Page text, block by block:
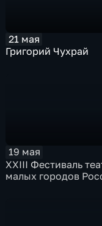
21 мая
Григорий Чухрай
19 мая
XXIII Фестиваль
малых городов